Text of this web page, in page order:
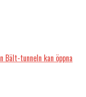
tunneln kan öppna